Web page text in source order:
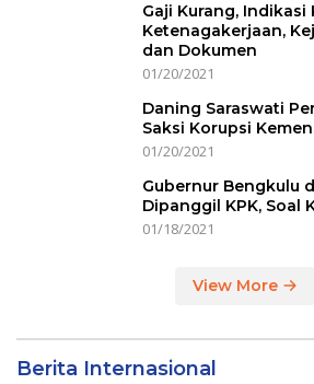
Gaji Kurang, Indikasi
Ketenagakerjaan,
dan Dokumen
01/20/2021
Daning Saraswati
Saksi Korupsi
01/20/2021
Gubernur Bengkulu
Dipanggil KPK, Soal
01/18/2021
View More
Berita Internasional